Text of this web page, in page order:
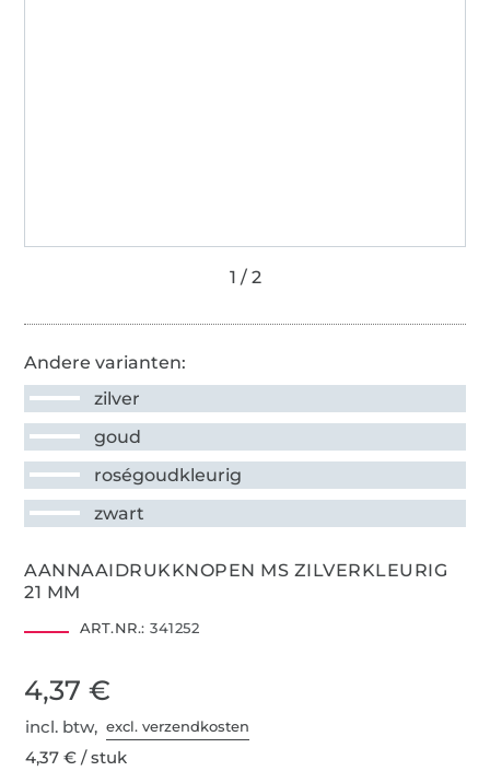
Andere varianten:
zilver
goud
roségoudkleurig
zwart
AANNAAIDRUKKNOPEN MS ZILVERKLEURIG
21 MM
ART.NR.: 341252
4,37 €
incl. btw,excl. verzendkosten
4,37 € / stuk